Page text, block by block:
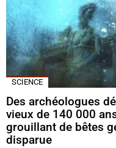
SCIENCE
Des archéologues
vieux de 140 000
grouillant de bêtes
disparue